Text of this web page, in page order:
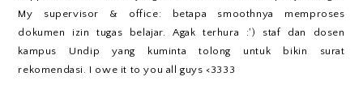
My supervisor & office: betapa smoothnya memproses
dokumen izin tugas belajar. Agak terhura :') staf dan dosen
kampus Undip yang kuminta tolong untuk bikin surat
rekomendasi. I owe it to you all guys <3333